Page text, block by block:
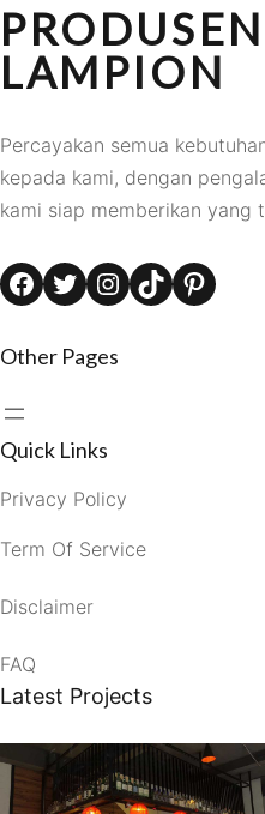
PRODUSEN
LAMPION
Percayakan semua
kepada kami, dengan
kami siap memberikan yang
Facebook Twitter Instagram TikTok Pinterest
Other Pages
Quick Links
Privacy Policy
Term Of Service
Disclaimer
FAQ
Latest Projects